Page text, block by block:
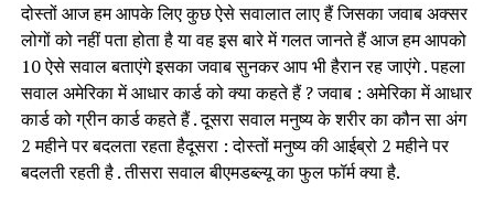
दोस्तों आज हम आपके लिए कुछ ऐसे सवालात लाए हैं जिसका जवाब अक्सर
लोगों को नहीं पता होता है या वह इस बारे में गलत जानते हैं आज हम आपको
10 ऐसे सवाल बताएंगे इसका जवाब सुनकर आप भी हैरान रह जाएंगे . पहला
सवाल अमेरिका में आधार कार्ड को क्या कहते हैं ? जवाब : अमेरिका में आधार
कार्ड को ग्रीन कार्ड कहते हैं . दूसरा सवाल मनुष्य के शरीर का कौन सा अंग
2 महीने पर बदलता रहता हैदूसरा : दोस्तों मनुष्य की आईब्रो 2 महीने पर
बदलती रहती है . तीसरा सवाल बीएमडब्ल्यू का फुल फॉर्म क्या है.